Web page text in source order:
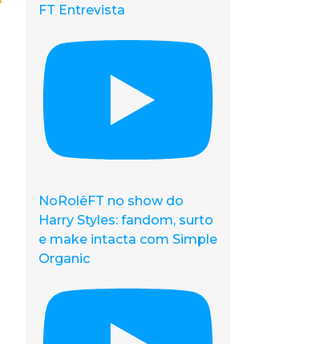
FT Entrevista
NoRolêFT no show do
Harry Styles: fandom, surto
e make intacta com Simple
Organic